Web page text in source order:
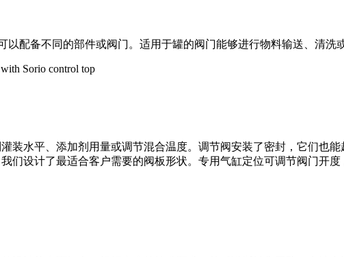
配备不同的部件或阀门。适用于罐的阀门能够进行物料输送、清洗
装水平、添加剂用量或调节混合温度。调节阀安装了密封，它们也
们设计了最适合客户需要的阀板形状。专用气缸定位可调节阀门开度